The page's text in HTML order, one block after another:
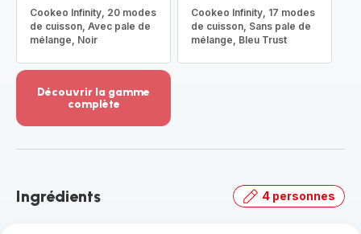
Cookeo Infinity, 20 modes
de cuisson, Avec pale de
mélange, Noir
Cookeo Infinity, 17 modes
de cuisson, Sans pale de
mélange, Bleu Trust
Découvrir la gamme
complète
-
gamme
Ingrédients 4 personnes